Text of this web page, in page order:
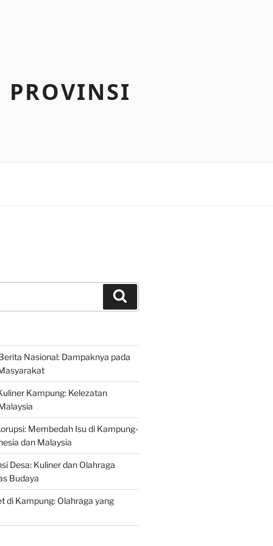
PROVINSI
Nasional: Dampaknya pada
Kampung: Kelezatan
Membedah Isu di Kampung-
dan Malaysia
Desa: Kuliner dan Olahraga
Budaya
di Kampung: Olahraga yang